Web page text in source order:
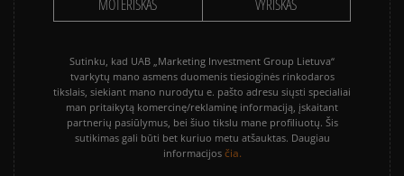
MOTERIŠKAS VYRIŠKAS
Sutinku, kad UAB „Marketing Investment Group Lietuva“
tvarkytų mano asmens duomenis tiesioginės rinkodaros
tikslais, siekiant mano nurodytu e. pašto adresu siųsti specialiai
man pritaikytą komercinę/reklaminę informaciją, įskaitant
partnerių pasiūlymus, bei šiuo tikslu mane profiliuotų. Šis
sutikimas gali būti bet kuriuo metu atšauktas. Daugiau
informacijos čia.